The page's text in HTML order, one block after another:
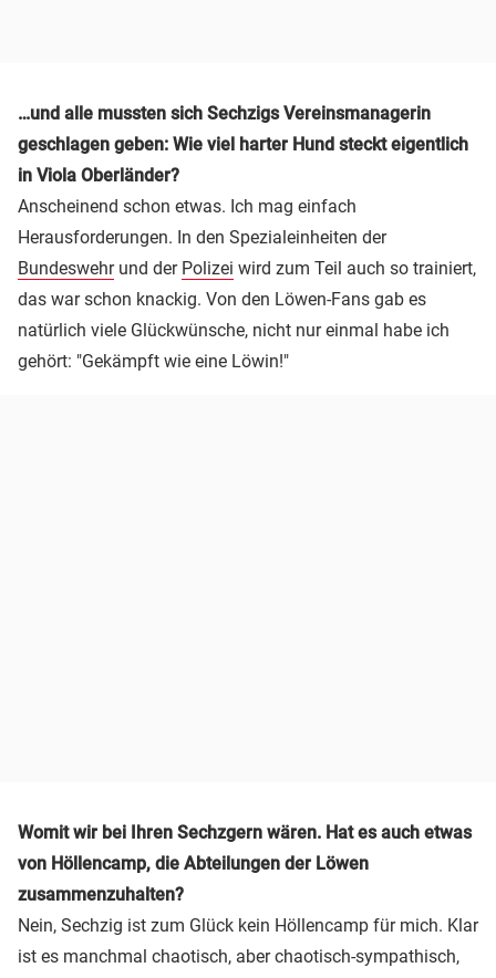
…und alle mussten sich Sechzigs Vereinsmanagerin
geschlagen geben: Wie viel harter Hund steckt eigentlich
in Viola Oberländer?
Anscheinend schon etwas. Ich mag einfach
Herausforderungen. In den Spezialeinheiten der
Bundeswehrund der Polizei wird zum Teil auch so trainiert,
das war schon knackig. Von den Löwen-Fans gab es
natürlich viele Glückwünsche, nicht nur einmal habe ich
gehört: "Gekämpft wie eine Löwin!"
Womit wir bei Ihren Sechzgern wären. Hat es auch etwas
von Höllencamp, die Abteilungen der Löwen
zusammenzuhalten?
Nein, Sechzig ist zum Glück kein Höllencamp für mich. Klar
ist es manchmal chaotisch, aber chaotisch-sympathisch,